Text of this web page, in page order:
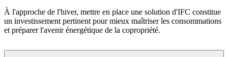
À l'approche de l'hiver, mettre en place une solution d'IFC constitue
un investissement pertinent pour mieux maîtriser les consommations
et préparer l'avenir énergétique de la copropriété.